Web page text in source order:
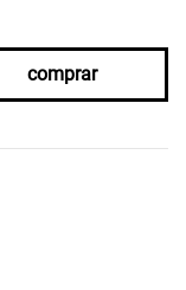
comprar